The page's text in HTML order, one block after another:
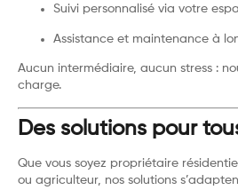
Suivi personnalisé via votre
Assistance et maintenance à
Aucun intermédiaire, aucun stress :
charge.
Des solutions pour
Que vous soyez propriétaire
ou agriculteur, nos solutions